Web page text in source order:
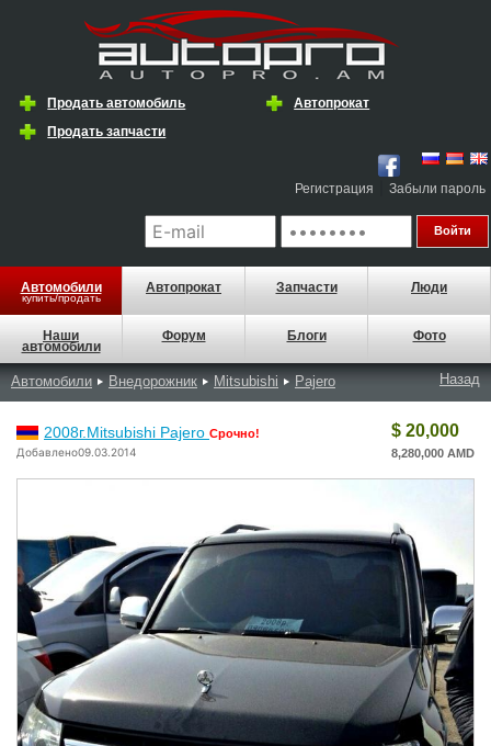
Продать автомобиль
Автопрокат
Продать запчасти
Регистрация Забыли пароль
Автомобили
купить/продать
Автопрокат Запчасти Люди
Наши
автомобили
Форум Блоги Фото
Автомобили Внедорожник Mitsubishi Pajero Назад
2008г.Mitsubishi Pajero Срочно!
Добавлено09.03.2014
$ 20,000
8,280,000 AMD